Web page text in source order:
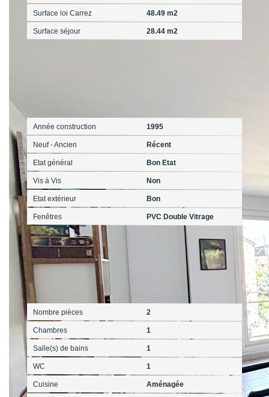
Surface loi Carrez 48.49 m2
Surface séjour 28.44 m2
Année construction 1995
Neuf - Ancien Récent
Etat général Bon Etat
Vis à Vis Non
Etat extérieur Bon
Fenêtres PVC Double Vitrage
Intérieur
Nombre pièces 2
Chambres 1
Salle(s) de bains 1
WC 1
Cuisine Aménagée